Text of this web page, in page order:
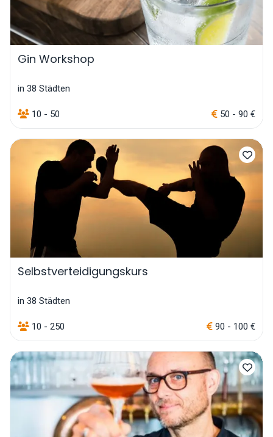
Gin Workshop
in 38 Städten
10 - 50 50 - 90 €
Selbstverteidigungskurs
in 38 Städten
10 - 250 90 - 100 €